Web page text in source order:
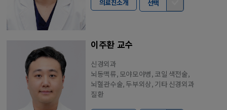
의료진소개 선택
이주환 교수
신경외과
뇌동맥류, 모야모야병, 코일 색전술,
뇌혈관수술, 두부외상, 기타 신경외과
질환